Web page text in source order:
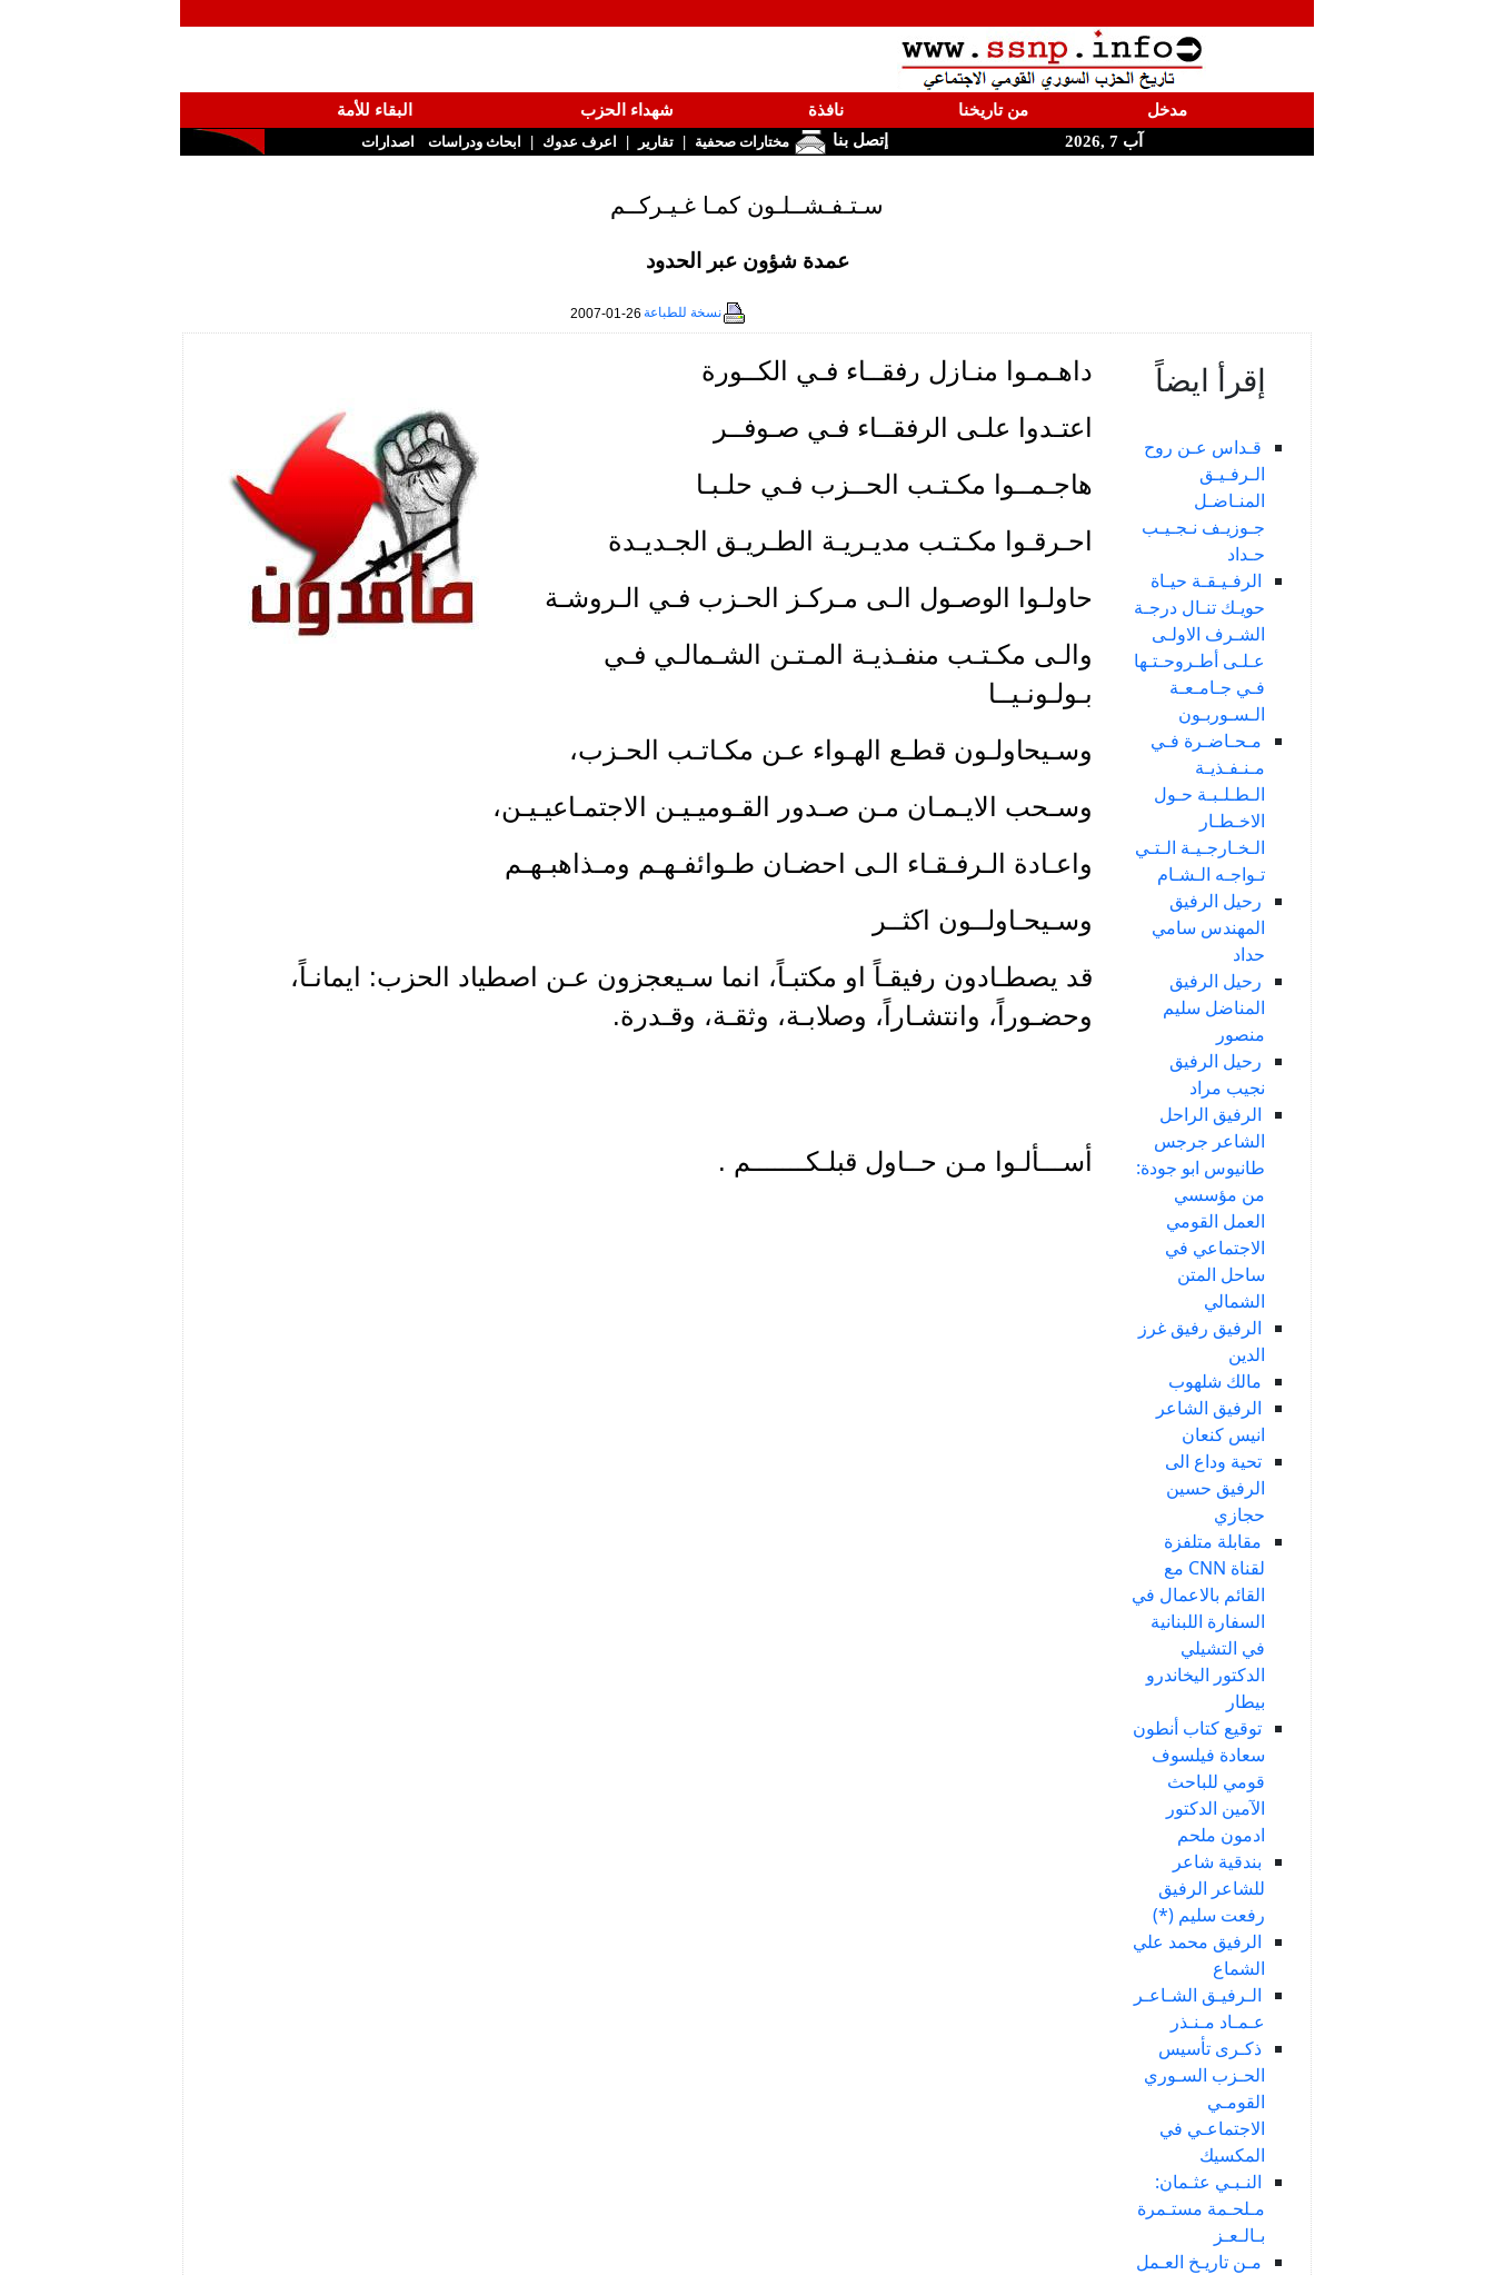
مدخل من تاريخنا نافذة شهداء الحزب
البقاء للأمة
آب 7 ,2026
إتصل بنا مختارات صحفية | تقارير | اعرف عدوك | ابحاث ودراسات اصدارات
سـتـفـشــلـون كمـا غـيـركــم
عمدة شؤون عبر الحدود
نسخة للطباعة 2007-01-26
إقرأ ايضاً
قـداس عـن روح
الـرفـيـق
المنـاضـل
جـوزيـف نـجـيـب
حـداد
الرفـيـقـة حيـاة
حويـك تنـال درجـة
الشـرف الاولـى
عـلـى أطـروحـتـها
فـي جـامـعـة
الـسـوربـون
مـحـاضـرة فـي
مـنـفـذيـة
الـطـلـبـة حـول
الاخـطـار
الـخـارجـيـة الـتـي
تـواجـه الـشـام
رحيل الرفيق
المهندس سامي
حداد
رحيل الرفيق
المناضل سليم
منصور
رحيل الرفيق
نجيب مراد
الرفيق الراحل
الشاعر جرجس
طانيوس ابو جودة:
من مؤسسي
العمل القومي
الاجتماعي في
ساحل المتن
الشمالي
الرفيق رفيق غرز
الدين
مالك شلهوب
الرفيق الشاعر
انيس كنعان
تحية وداع الى
الرفيق حسين
حجازي
مقابلة متلفزة
لقناة CNN مع
القائم بالاعمال في
السفارة اللبنانية
في التشيلي
الدكتور اليخاندرو
بيطار
توقيع كتاب أنطون
سعادة فيلسوف
قومي للباحث
الآمين الدكتور
ادمون ملحم
بندقية شاعر
للشاعر الرفيق
رفعت سليم (*)
الرفيق محمد علي
الشماع
الـرفيـق الشـاعـر
عـمـاد مـنـذر
ذكـرى تأسيس
الحـزب السـوري
القومـي
الاجتماعـي في
المكسيك
النـبـي عثـمان:
مـلحـمة مستـمرة
بـالـعـز
مـن تاريـخ العـمل
داهـمـوا منـازل رفقــاء فـي الكــورة
اعتـدوا علـى الرفقــاء فـي صـوفــر
هاجـمــوا مكـتـب الحــزب فـي حلـبـا
احـرقـوا مكـتـب مديـريـة الطـريـق الجـديـدة
حاولـوا الوصـول الـى مـركـز الحـزب فـي الـروشـة
والـى مكـتـب منفـذيـة المـتـن الشـمالـي فـي
بـولـونـيــا
وسـيحاولـون قطـع الهـواء عـن مكـاتـب الحـزب،
وسـحب الايـمـان مـن صـدور القـوميـيـن الاجتمـاعيـيـن،
واعـادة الـرفـقـاء الـى احضـان طـوائفـهـم ومـذاهبـهـم
وسـيحـاولــون اكثــر
قد يصطـادون رفيقـاً او مكتبـاً، انما سـيعجزون عـن اصطياد الحزب: ايمانـاً،
وحضـوراً، وانتشـاراً، وصلابـة، وثقـة، وقـدرة.
أســـألـوا مـن حــاول قبلـكـــــــم .